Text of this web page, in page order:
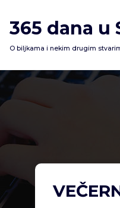
na
sadržaj
365 dana u
O biljkama i nekim drugim